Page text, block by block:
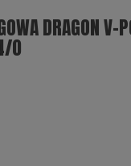
DRAGON V-
0